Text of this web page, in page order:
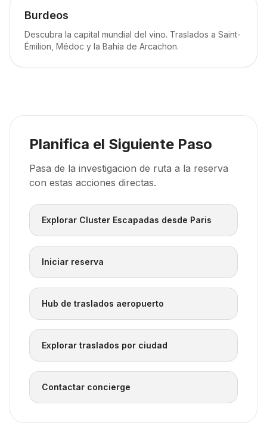
Burdeos
Descubra la capital mundial del vino. Traslados a Saint-
Émilion, Médoc y la Bahía de Arcachon.
Planifica el Siguiente Paso
Pasa de la investigacion de ruta a la reserva
con estas acciones directas.
Explorar Cluster Escapadas desde Paris
Iniciar reserva
Hub de traslados aeropuerto
Explorar traslados por ciudad
Contactar concierge